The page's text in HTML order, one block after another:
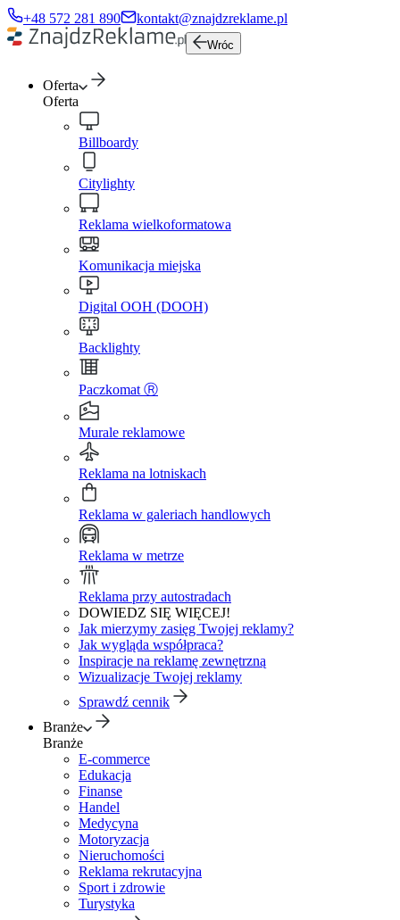
+48 572 281 890 kontakt@znajdzreklame.pl
Wróc
Oferta
Oferta
Billboardy
Citylighty
Reklama wielkoformatowa
Komunikacja miejska
Digital OOH (DOOH)
Backlighty
Paczkomat Ⓡ
Murale reklamowe
Reklama na lotniskach
Reklama w galeriach handlowych
Reklama w metrze
Reklama przy autostradach
DOWIEDZ SIĘ WIĘCEJ!
Jak mierzymy zasięg Twojej reklamy?
Jak wygląda współpraca?
Inspiracje na reklamę zewnętrzną
Wizualizacje Twojej reklamy
Sprawdź cennik
Branże
Branże
E-commerce
Edukacja
Finanse
Handel
Medycyna
Motoryzacja
Nieruchomości
Reklama rekrutacyjna
Sport i zdrowie
Turystyka